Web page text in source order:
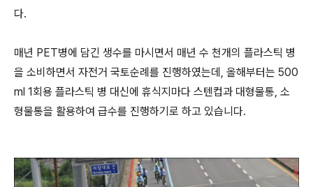
다.
매년 PET병에 담긴 생수를 마시면서 매년 수 천개의 플라스틱 병
을 소비하면서 자전거 국토순례를 진행하였는데, 올해부터는 500
ml 1회용 플라스틱 병 대신에 휴식지마다 스텐컵과 대형물통, 소
형물통을 활용하여 급수를 진행하기로 하고 있습니다.